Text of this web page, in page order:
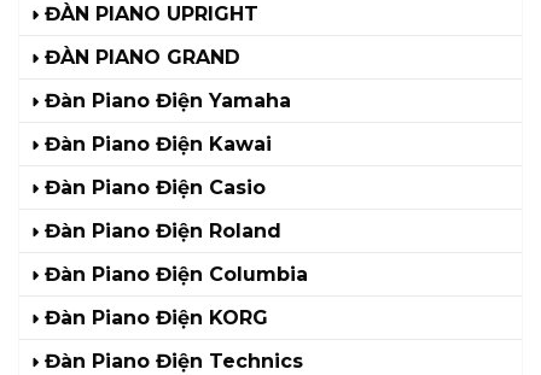
ĐÀN PIANO UPRIGHT
ĐÀN PIANO GRAND
Đàn Piano Điện Yamaha
Đàn Piano Điện Kawai
Đàn Piano Điện Casio
Đàn Piano Điện Roland
Đàn Piano Điện Columbia
Đàn Piano Điện KORG
Đàn Piano Điện Technics